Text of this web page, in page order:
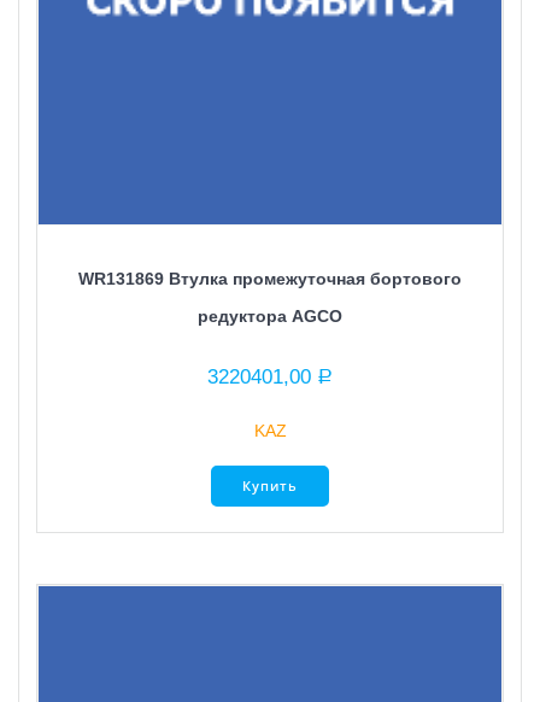
WR131869 Втулка промежуточная бортового
редуктора AGCO
3220401,00 Р
KAZ
Купить